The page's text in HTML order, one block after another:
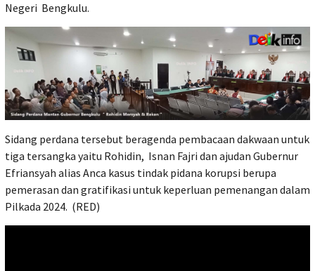
Negeri Bengkulu.
Sidang perdana tersebut beragenda pembacaan dakwaan untuk
tiga tersangka yaitu Rohidin, Isnan Fajri dan ajudan Gubernur
Efriansyah alias Anca kasus tindak pidana korupsi berupa
pemerasan dan gratifikasi untuk keperluan pemenangan dalam
Pilkada 2024. (RED)